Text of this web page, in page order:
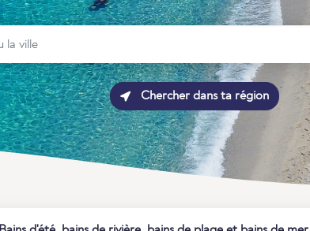
Chercher dans ta région